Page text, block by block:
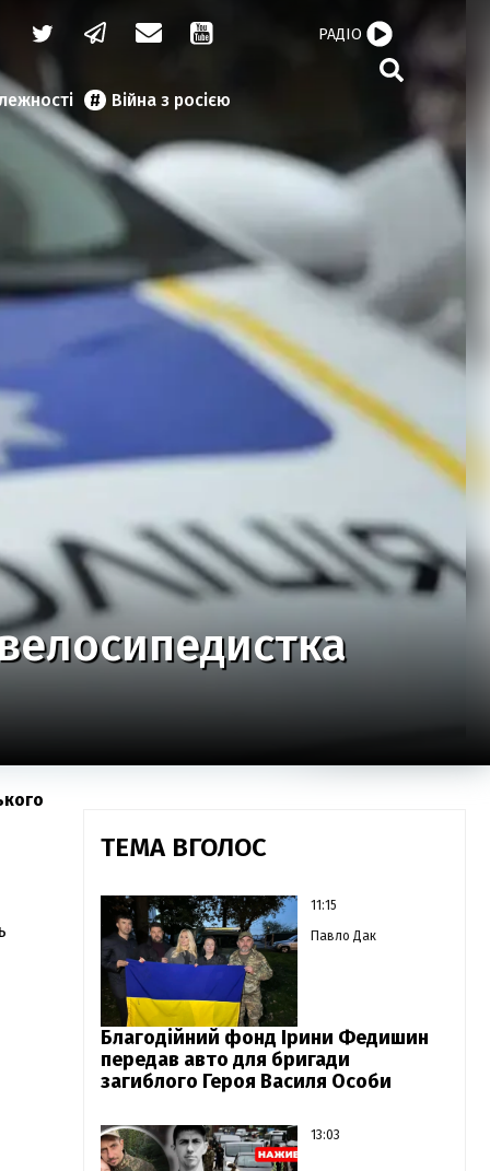
Війна з росією
РАДІО
ТЕМА ВГОЛОС
11:15
Павло Дак
Благодійний фонд Ірини Федишин
передав авто для бригади
загиблого Героя Василя Особи
13:03